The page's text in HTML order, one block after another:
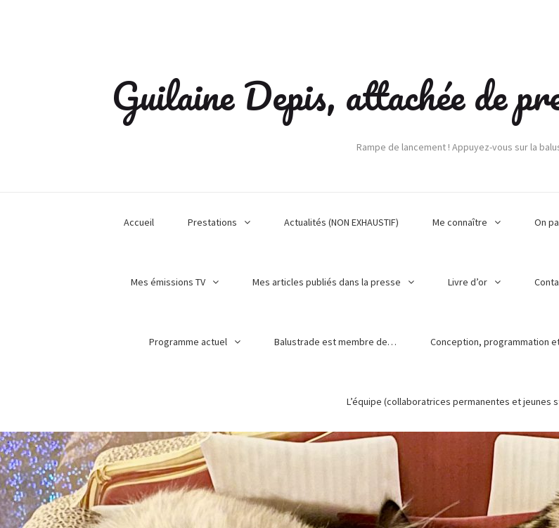
Guilaine Depis, attachée de
Rampe de lancement ! Appuyez-vous sur la
Accueil Prestations Actualités (NON EXHAUSTIF) Me connaître On
Mes émissions TV Mes articles publiés dans la presse Livre d’or
Programme actuel Balustrade est membre de… Conception, programmation
L’équipe (collaboratrices permanentes et jeunes